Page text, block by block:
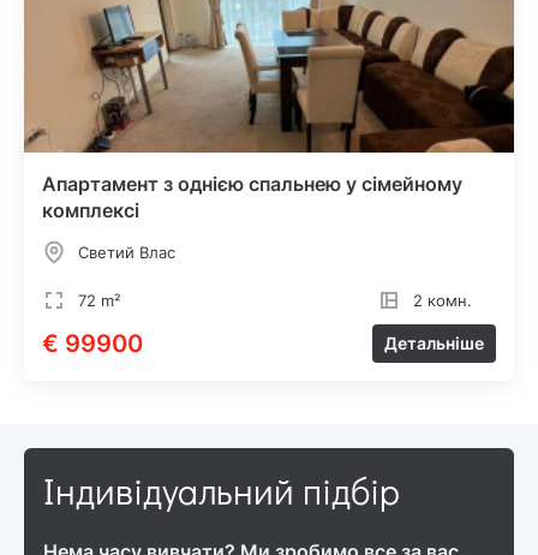
Апартамент з однією спальнею у сімейному
комплексі
Светий Влас
72 m² 2 комн.
€ 99900 Детальніше
Індивідуальний підбір